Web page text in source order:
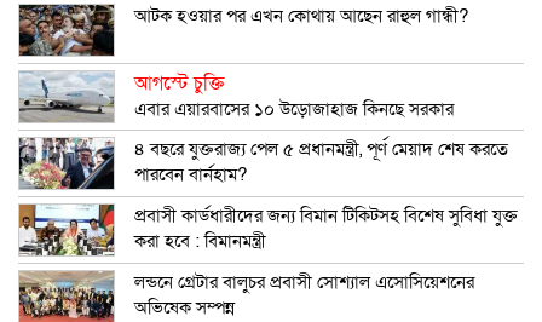
আটক হওয়ার পর এখন কোথায় আছেন রাহুল গান্ধী?
আগস্টে চুক্তি
এবার এয়ারবাসের ১০ উড়োজাহাজ কিনছে সরকার
৪ বছরে যুক্তরাজ্য পেল ৫ প্রধানমন্ত্রী, পূর্ণ মেয়াদ শেষ করতে
পারবেন বার্নহাম?
প্রবাসী কার্ডধারীদের জন্য বিমান টিকিটসহ বিশেষ সুবিধা যুক্ত
করা হবে : বিমানমন্ত্রী
লন্ডনে গ্রেটার বালুচর প্রবাসী সোশ্যাল এসোসিয়েশনের
অভিষেক সম্পন্ন